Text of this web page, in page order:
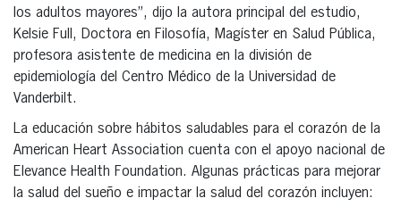
los adultos mayores”, dijo la autora principal del estudio,
Kelsie Full, Doctora en Filosofía, Magíster en Salud Pública,
profesora asistente de medicina en la división de
epidemiología del Centro Médico de la Universidad de
Vanderbilt.
La educación sobre hábitos saludables para el corazón de la
American Heart Association cuenta con el apoyo nacional de
Elevance Health Foundation. Algunas prácticas para mejorar
la salud del sueño e impactar la salud del corazón incluyen: